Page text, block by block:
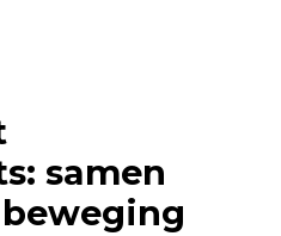
samen